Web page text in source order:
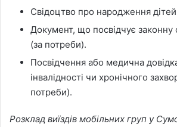
Свідоцтво про народження дітей
Документ, що посвідчує законну
(за потреби).
Посвідчення або медична
інвалідності чи хронічного
потреби).
Розклад виїздів мобільних груп у